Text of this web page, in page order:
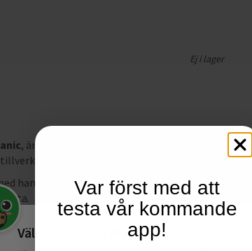
Ej i lager
, är just nu billigast hos
har
Italien och innehåller 50ml
hampaolja som mjukgör och återfuktar armhålan.
citrate, Zinc ricinoleate, Lauryl glucoside,
Glycerin, *CANNABIS SATIVA SEED OIL (KEY
Välkommen till Matspar.se
Var först med att
testa vår kommande
app!